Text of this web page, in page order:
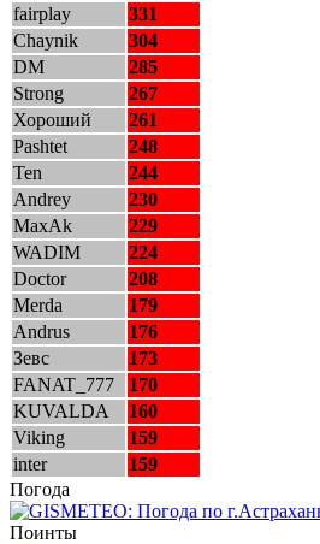
fairplay
331
Chaynik
304
DM
285
Strong
267
Хороший
261
Pashtet
248
Ten
244
Andrey
230
MaxAk
229
WADIM
224
Doctor
208
Merda
179
Andrus
176
Зевс
173
FANAT_777
170
KUVALDA
160
Viking
159
inter
159
Погода
Поинты